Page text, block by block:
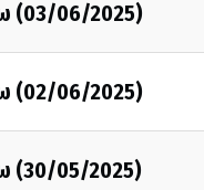
(03/06/2025)
(02/06/2025)
(30/05/2025)